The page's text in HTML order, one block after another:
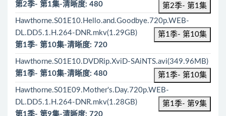
第2季- 第1集
第2季- 第1集-清晰度: 480
Hawthorne.S01E10.Hello.and.Goodbye.720p.WEB-
DL.DD5.1.H.264-DNR.mkv(1.29GB)
第1季- 第10集
第1季- 第10集-清晰度: 720
Hawthorne.S01E10.DVDRip.XviD-SAiNTS.avi(349.96MB)
第1季- 第10集
第1季- 第10集-清晰度: 480
Hawthorne.S01E09.Mother's.Day.720p.WEB-
DL.DD5.1.H.264-DNR.mkv(1.28GB)
第1季- 第9集
第1季- 第9集-清晰度: 720